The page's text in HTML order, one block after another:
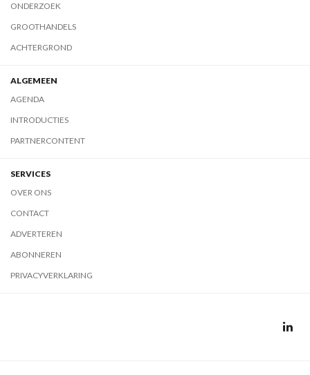
ONDERZOEK
GROOTHANDELS
ACHTERGROND
ALGEMEEN
AGENDA
INTRODUCTIES
PARTNERCONTENT
SERVICES
OVER ONS
CONTACT
ADVERTEREN
ABONNEREN
PRIVACYVERKLARING